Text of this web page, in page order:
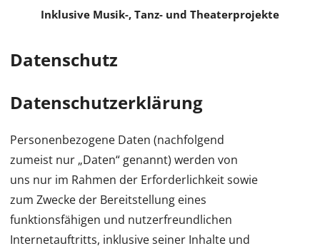
Inklusive Musik-, Tanz- und Theaterprojekte
Datenschutz
Datenschutzerklärung
Personenbezogene Daten (nachfolgend
zumeist nur „Daten“ genannt) werden von
uns nur im Rahmen der Erforderlichkeit sowie
zum Zwecke der Bereitstellung eines
funktionsfähigen und nutzerfreundlichen
Internetauftritts, inklusive seiner Inhalte und